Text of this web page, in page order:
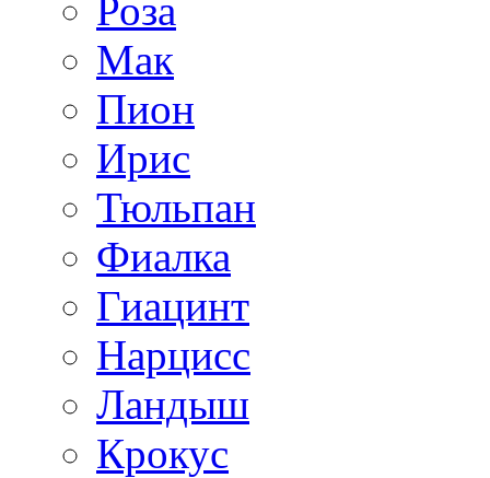
Роза
Мак
Пион
Ирис
Тюльпан
Фиалка
Гиацинт
Нарцисс
Ландыш
Крокус